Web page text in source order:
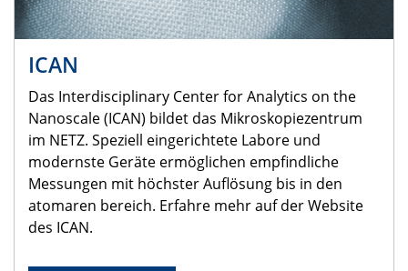
ICAN
Das Interdisciplinary Center for Analytics on the
Nanoscale (ICAN) bildet das Mikroskopiezentrum
im NETZ. Speziell eingerichtete Labore und
modernste Geräte ermöglichen empfindliche
Messungen mit höchster Auflösung bis in den
atomaren bereich. Erfahre mehr auf der Website
des ICAN.